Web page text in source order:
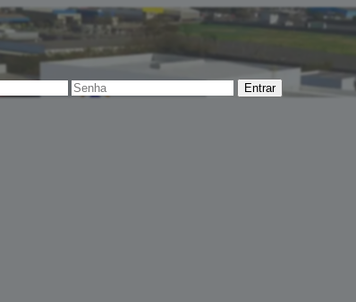
Entrar